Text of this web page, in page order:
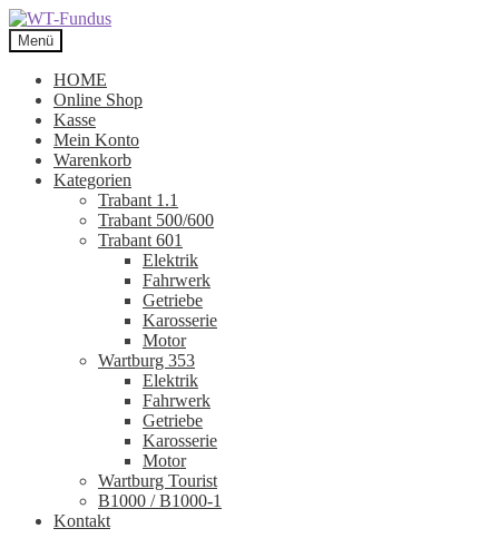
Zur
Navigation
springen
Zum
Inhalt
springen
Menü
HOME
Online Shop
Kasse
Mein Konto
Warenkorb
Kategorien
Trabant 1.1
Trabant 500/600
Trabant 601
Elektrik
Fahrwerk
Getriebe
Karosserie
Motor
Wartburg 353
Elektrik
Fahrwerk
Getriebe
Karosserie
Motor
Wartburg Tourist
B1000 / B1000-1
Kontakt